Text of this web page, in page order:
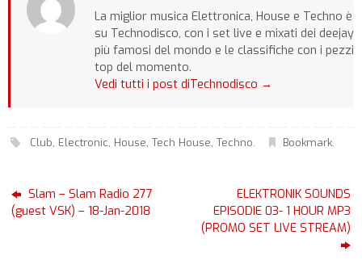
La miglior musica Elettronica, House e Techno è
su Technodisco, con i set live e mixati dei deejay
più famosi del mondo e le classifiche con i pezzi
top del momento.
Vedi tutti i post diTechnodisco →
Club, Electronic, House, Tech House, Techno. Bookmark.
Slam – Slam Radio 277
(guest VSK) – 18-Jan-2018
ELEKTRONIK SOUNDS
EPISODIE 03- 1 HOUR MP3
(PROMO SET LIVE STREAM)